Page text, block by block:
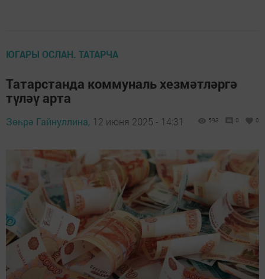
ЮГАРЫ ОСЛАН. ТАТАРЧА
Татарстанда коммуналь хезмәтләргә
түләү арта
Зөһрә Гайнуллина, 12 июня 2025 - 14:31 593 0 0